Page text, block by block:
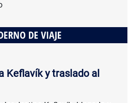
DE VIAJE
Keflavík y traslado al